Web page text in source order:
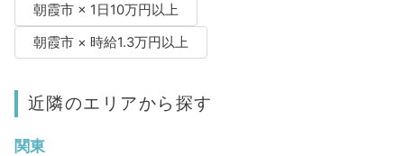
朝霞市 × 1日10万円以上
朝霞市 × 時給1.3万円以上
近隣のエリアから探す
関東